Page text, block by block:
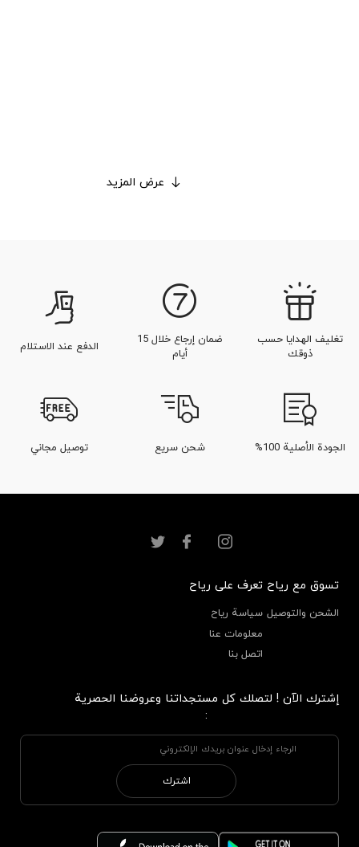
عرض المزيد
تغليف الهدايا حسب
ذوقك
ضمان إرجاع خلال 15
أيام
الدفع عند الاستلام
الجودة الأصلية 100% شحن سريع توصيل مجاني
تسوق مع رياح
الشحن والتوصيل
تعرف على رياح
سياسة رياح
معلومات عنا
اتصل بنا
إشترك الآن ! لتصلك كل مستجداتنا وعروضنا الحصرية
:
اشترك